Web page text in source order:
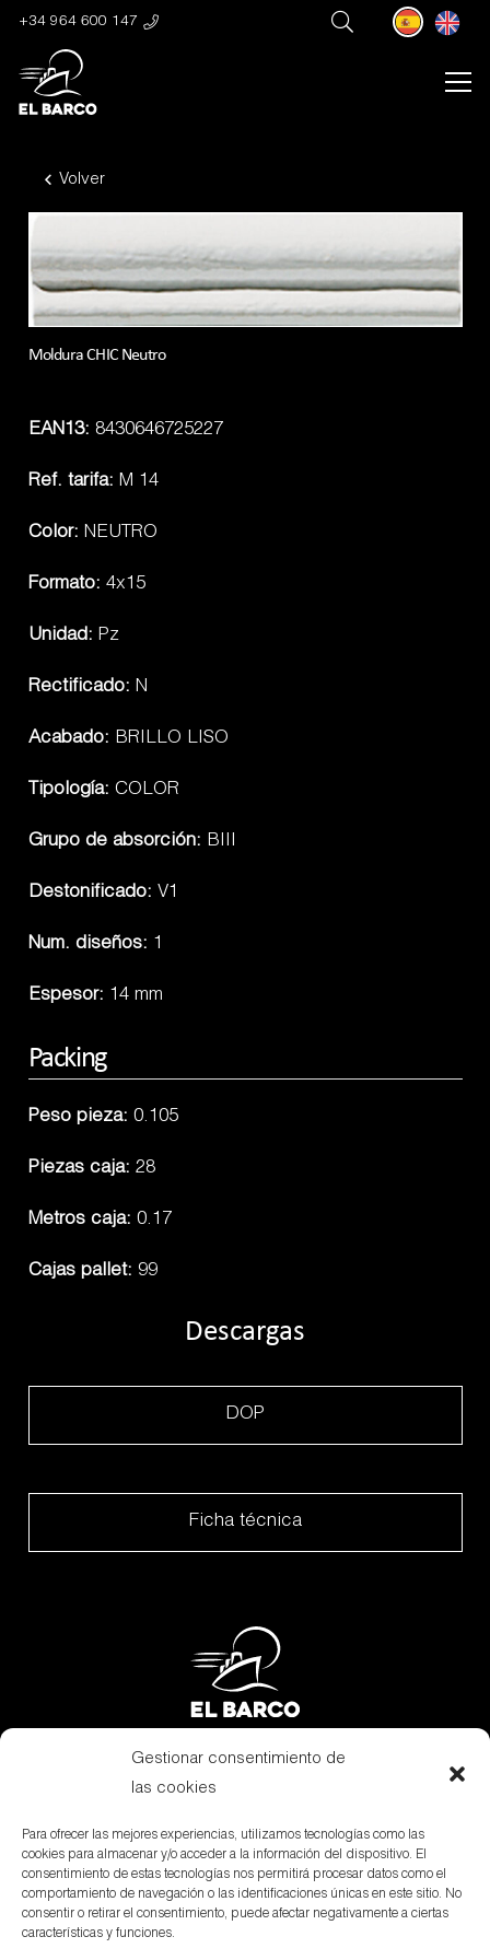
Gestionar consentimiento de
las cookies
Para ofrecer las mejores experiencias, utilizamos tecnologías como las
cookies para almacenar y/o acceder a la información del dispositivo. El
consentimiento de estas tecnologías nos permitirá procesar datos como el
comportamiento de navegación o las identificaciones únicas en este sitio. No
consentir o retirar el consentimiento, puede afectar negativamente a ciertas
características y funciones.
+34 964 600 147
Volver
Moldura CHIC Neutro
EAN13: 8430646725227
Ref. tarifa: M 14
Color: NEUTRO
Formato: 4x15
Unidad: Pz
Rectificado: N
Acabado: BRILLO LISO
Tipología: COLOR
Grupo de absorción: BIII
Destonificado: V1
Num. diseños: 1
Espesor: 14 mm
Packing
Peso pieza: 0.105
Piezas caja: 28
Metros caja: 0.17
Cajas pallet: 99
Descargas
DOP
Ficha técnica
Subvenciones
Aviso Legal
Política de privacidad